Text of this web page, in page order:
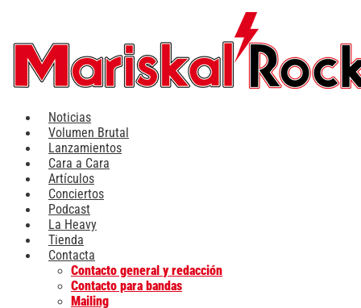
contenido
Noticias
Volumen Brutal
Lanzamientos
Cara a Cara
Artículos
Conciertos
Podcast
La Heavy
Tienda
Contacta
Contacto general y redacción
Contacto para bandas
Mailing